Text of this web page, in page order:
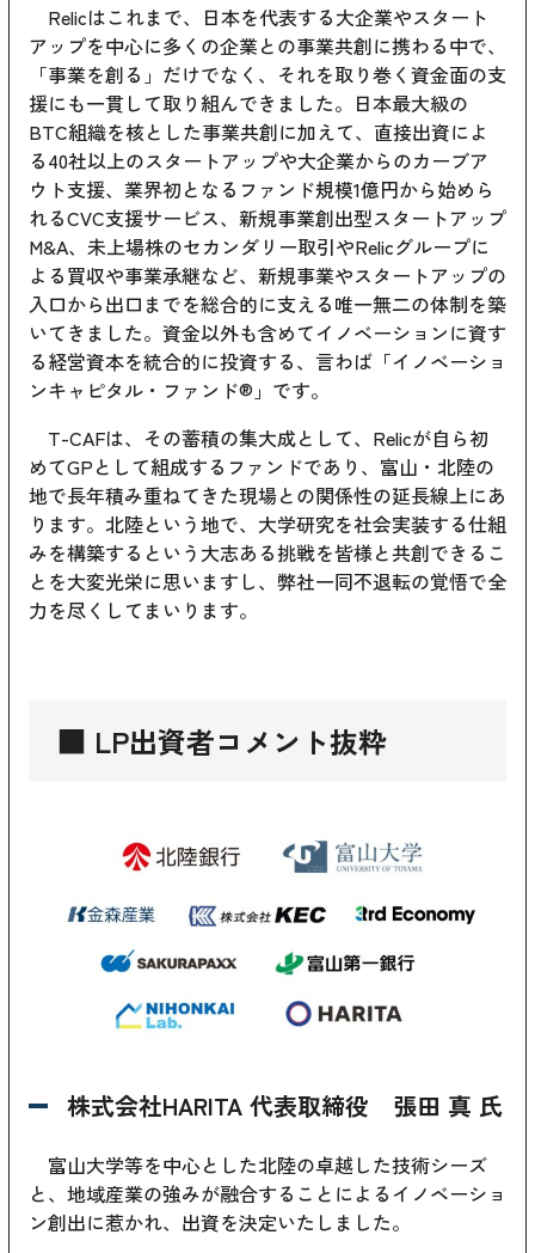
Relicはこれまで、日本を代表する大企業やスタート
アップを中心に多くの企業との事業共創に携わる中で、
「事業を創る」だけでなく、それを取り巻く資金面の支
援にも一貫して取り組んできました。日本最大級の
BTC組織を核とした事業共創に加えて、直接出資によ
る40社以上のスタートアップや大企業からのカーブア
ウト支援、業界初となるファンド規模1億円から始めら
れるCVC支援サービス、新規事業創出型スタートアップ
M&A、未上場株のセカンダリー取引やRelicグループに
よる買収や事業承継など、新規事業やスタートアップの
入口から出口までを総合的に支える唯一無二の体制を築
いてきました。資金以外も含めてイノベーションに資す
る経営資本を統合的に投資する、言わば「イノベーショ
ンキャピタル・ファンド®」です。
T-CAFは、その蓄積の集大成として、Relicが自ら初
めてGPとして組成するファンドであり、富山・北陸の
地で長年積み重ねてきた現場との関係性の延長線上にあ
ります。北陸という地で、大学研究を社会実装する仕組
みを構築するという大志ある挑戦を皆様と共創できるこ
とを大変光栄に思いますし、弊社一同不退転の覚悟で全
力を尽くしてまいります。
■ LP出資者コメント抜粋
株式会社HARITA 代表取締役 張田 真 氏
富山大学等を中心とした北陸の卓越した技術シーズ
と、地域産業の強みが融合することによるイノベーショ
ン創出に惹かれ、出資を決定いたしました。